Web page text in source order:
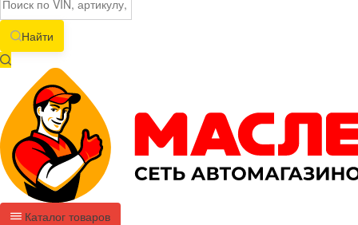
Найти
Каталог товаров